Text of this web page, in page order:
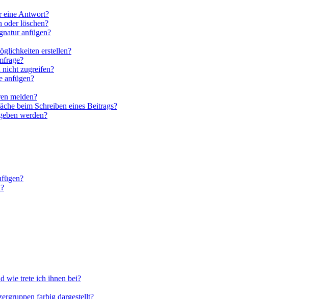
eine Antwort?
oder löschen?
anfügen?
erstellen?
nicht zugreifen?
anfügen?
melden?
beim Schreiben eines Beitrags?
werden?
wie trete ich ihnen bei?
farbig dargestellt?